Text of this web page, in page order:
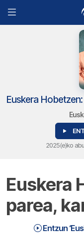
Euskera
2025(e)ko
Euskera
parea,
Entzun